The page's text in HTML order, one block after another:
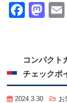
コンパクト
チェックポ
2024.3.30 お